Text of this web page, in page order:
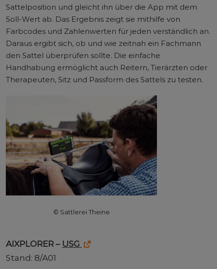
Sattelposition und gleicht ihn über die App mit dem
Soll-Wert ab. Das Ergebnis zeigt sie mithilfe von
Farbcodes und Zahlenwerten für jeden verständlich an.
Daraus ergibt sich, ob und wie zeitnah ein Fachmann
den Sattel überprüfen sollte. Die einfache
Handhabung ermöglicht auch Reitern, Tierärzten oder
Therapeuten, Sitz und Passform des Sattels zu testen.
© Sattlerei Theine
AIXPLORER – USG
Stand: 8/A01